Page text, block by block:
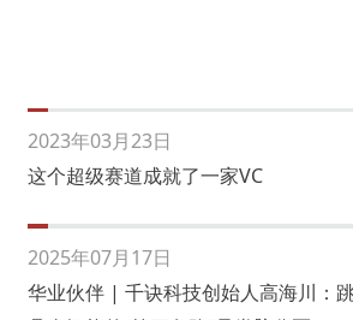
2023年03月23日
这个超级赛道成就了一家VC
2025年07月17日
华业伙伴 | 千诀科技创始人高海川：